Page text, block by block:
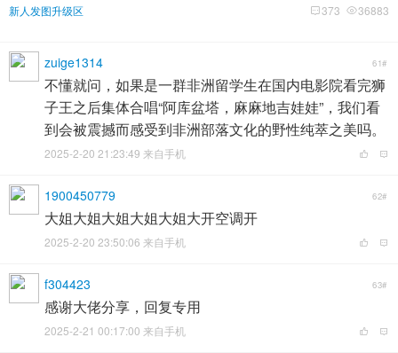
新人发图升级区 36883
373
zuige1314 61#
不懂就问，如果是一群非洲留学生在国内电影院看完狮
子王之后集体合唱“阿库盆塔，麻麻地吉娃娃”，我们看
到会被震撼而感受到非洲部落文化的野性纯萃之美吗。
2025-2-20 21:23:49 来自手机
1900450779 62#
大姐大姐大姐大姐大姐大开空调开
2025-2-20 23:50:06 来自手机
f304423 63#
感谢大佬分享，回复专用
2025-2-21 00:17:00 来自手机